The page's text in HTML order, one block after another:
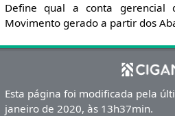
Define qual a conta gerencial
Movimento gerado a partir dos
Esta página foi modificada pela
janeiro de 2020, às 13h37min.